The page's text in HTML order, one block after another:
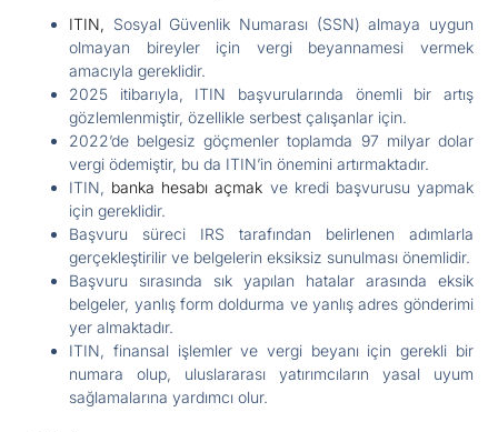
ITIN, Sosyal Güvenlik Numarası (SSN) almaya uygun
olmayan bireyler için vergi beyannamesi vermek
amacıyla gereklidir.
2025 itibarıyla, ITIN başvurularında önemli bir artış
gözlemlenmiştir, özellikle serbest çalışanlar için.
2022’de belgesiz göçmenler toplamda 97 milyar dolar
vergi ödemiştir, bu da ITIN’in önemini artırmaktadır.
ITIN, banka hesabı açmak ve kredi başvurusu yapmak
için gereklidir.
Başvuru süreci IRS tarafından belirlenen adımlarla
gerçekleştirilir ve belgelerin eksiksiz sunulması önemlidir.
Başvuru sırasında sık yapılan hatalar arasında eksik
belgeler, yanlış form doldurma ve yanlış adres gönderimi
yer almaktadır.
ITIN, finansal işlemler ve vergi beyanı için gerekli bir
numara olup, uluslararası yatırımcıların yasal uyum
sağlamalarına yardımcı olur.